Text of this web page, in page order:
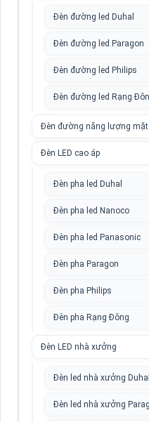
Đèn đường led Duhal
Đèn đường led Paragon
Đèn đường led Philips
Đèn đường led Rạng
Đèn đường năng lượng
Đèn LED cao áp
Đèn pha led Duhal
Đèn pha led Nanoco
Đèn pha led Panasonic
Đèn pha Paragon
Đèn pha Philips
Đèn pha Rạng Đông
Đèn LED nhà xưởng
Đèn led nhà xưởng Duhal
Đèn led nhà xưởng